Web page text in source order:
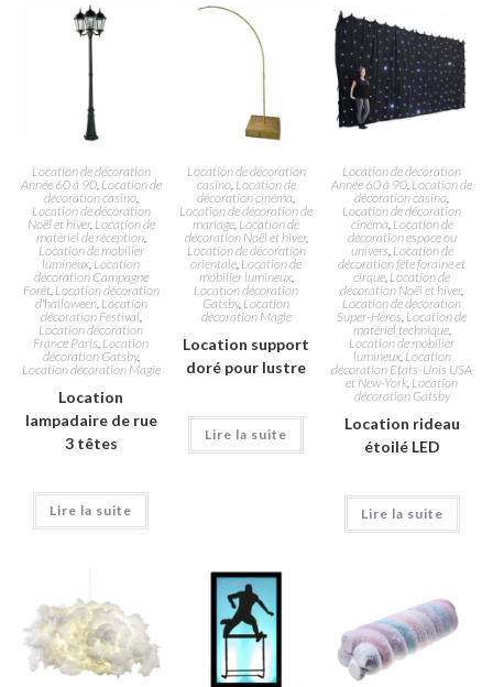
Location de décoration
Année 60 à 90, Location de
décoration casino,
Location de décoration
Noël et hiver, Location de
matériel de réception,
Location de mobilier
lumineux Location
décoration Campagne
Forêt, Location décoration
d'halloween, Location
décoration Festival,
Location décoration
France Paris Location
décoration Gatsby,
Location décoration Magie
Location
lampadaire de rue
3 têtes
Lire la suite
Location de décoration
casino, Location de
décoration cinéma
Location de décoration de
mariage Location de
décoration Noël et hiver,
Location de décoration
orientale Location de
mobilier lumineux,
Location décoration
Gatsby, Location
décoration Magie
Location support
doré pour lustre
Lire la suite
Location de décoration
Année 60 à 90 Location de
décoration casino
Location de décoration
cinéma Location de
décoration espace ou
univers Location de
décoration fête foraine et
cirque Location de
décoration Noël et hiver,
Location de décoration
Super-Héros Location de
matériel technique,
Location de mobilier
lumineux, Location
décoration Etats-Unis USA
et New-York Location
décoration Gatsby
Location rideau
étoilé LED
Lire la suite